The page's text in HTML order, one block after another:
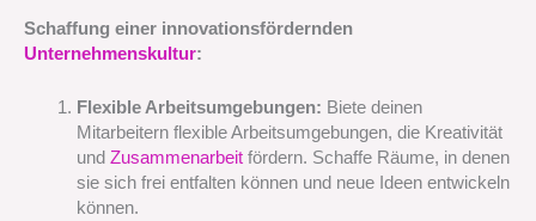
Schaffung einer innovationsfördernden
Unternehmenskultur:
Flexible Arbeitsumgebungen: Biete deinen
Mitarbeitern flexible Arbeitsumgebungen, die Kreativität
und Zusammenarbeitfördern. Schaffe Räume, in denen
sie sich frei entfalten können und neue Ideen entwickeln
können.